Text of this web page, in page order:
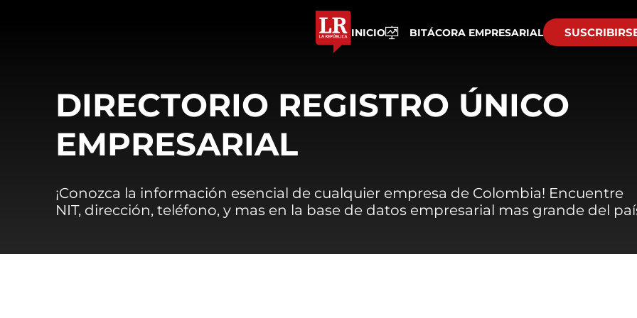
INICIO BITÁCORA EMPRESARIAL
DIRECTORIO REGISTRO ÚNICO
EMPRESARIAL
¡Conozca la información esencial de cualquier empresa de Colombia! Encuentre
NIT, dirección, teléfono, y mas en la base de datos empresarial mas grande del